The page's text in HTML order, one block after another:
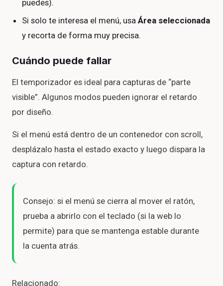
puedes).
Si solo te interesa el menú, usaÁrea seleccionada
y recorta de forma muy precisa.
Cuándo puede fallar
El temporizador es ideal para capturas de “parte
visible”. Algunos modos pueden ignorar el retardo
por diseño.
Si el menú está dentro de un contenedor con scroll,
desplázalo hasta el estado exacto y luego dispara la
captura con retardo.
Consejo: si el menú se cierra al mover el ratón,
prueba a abrirlo con el teclado (si la web lo
permite) para que se mantenga estable durante
la cuenta atrás.
Relacionado: